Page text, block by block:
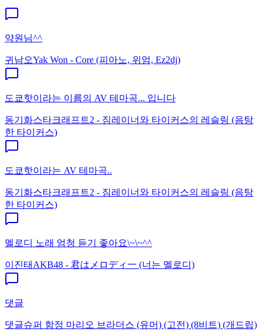
약원님^^
귀남오Yak Won - Core (피아노, 위엄, Ez2dj)
도쿄핫이라는 이름의 AV 테마곡... 입니다
동기화스타크래프트2 - 짐레이너와 타이커스의 레슬링 (음탕
한 타이커스)
도쿄핫이라는 AV 테마곡..
동기화스타크래프트2 - 짐레이너와 타이커스의 레슬링 (음탕
한 타이커스)
멜로디 노래 엄청 듣기 좋아요\~\~^^
이진태 AKB48 - 君はメロディ一 (너는 멜로디)
댓글
댓글슈퍼 함정 마리오 브라더스 (유머) (고전) (8비트) (개드립)